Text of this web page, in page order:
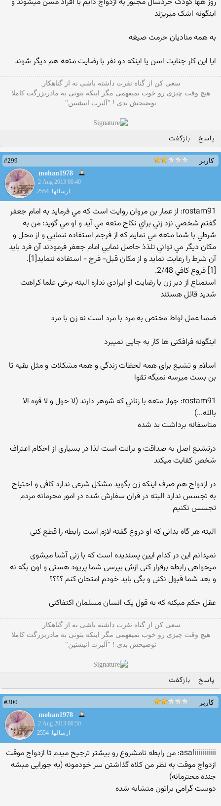
اینگونه اشک میریزند
به همه منادیان حرمت صیغه
ایا این کار جنایت اسن یا اینکه دو نفر با رضایت متعه هم دیگر شوند
سعی کن از گناه نفرت داشته باشی نه از گناهکار.
هیچ وقت چیزی رو خوب نمیفهمی مگر اینکه بتونی به مادربزرگت کاملا
توضیحش بدی ! "آلبرت انیشتین"
پاسخ بازگفت
کاربر
#299
mohan1978
2 Aug 2013 00:40
ارسالها: 2554
rostam91: از عمار بن مروان روايت است كه مي فرمايد به امام جعفر
گفتم شخصي نزد زني براي نكاح متعه مي آيد و او مي گويد: من به
شرطي با شما متعه مي نمايم كه از فرجم استفاده ننمايي و از محل و
مكان ديگر مي تواني تلذذ حاصل نمايي امام جعفر فرمودند آن فرد بايد
آن شرط را رعايت نمايد و از مكان قبل- فرج - استفاده ننمايد[1].
[1] فروع كافي 2/48.
استمتاع از دبر زن با رضایت او ایرادی نداره البته برخی علما کراهت
شدید قائل هستند
ضمنا عمل لواط مختص به مرد با مرد است نه زن با مرد
اینگونه فرافکنی ها کار به جایی نمیبرد
اسلام و تشیع برای همه لحظات زندگی و همه مشکلات و مثل بقیه تا
بن بست میرسه نمیگه تقوا
rostam91: جواز متعه با زناني كه شوهر دارند (لا حول و لا قوه الا
بالله...)
متاسفانه برداشت بد شده
درتشیع اصل به صداقت و برائت است لذا در بسیاری از احکام اعتراف
شخص کفایت میکند
در ازدواج هم صرف اینکه زن بگوید مشکل شرعی ندارد کافی و احتیاج
به تجسس ندارد البته در قران سفارش شده در امور محرمانه مردم
تجسس نکنیم
البته هر گاه بدانی که او دروغ گفته لازم است رابطه را قطع کنی
نمیدانم این در کدام ایین پسندیده است که با زنی آشنا میشوی
میخواهی رابطه برقرار کنی ازش بپرسی شما پریود هستی و اون بگه نه
و بعد شما قبول نکنی و بگی باید خودم امتحان کنم ؟؟؟؟
عقل حکم میکنه که به قول یک انسان مسلمان اکتفاکنی
سعی کن از گناه نفرت داشته باشی نه از گناهکار.
هیچ وقت چیزی رو خوب نمیفهمی مگر اینکه بتونی به مادربزرگت کاملا
توضیحش بدی ! "آلبرت انیشتین"
پاسخ بازگفت
کاربر
#300
mohan1978
2 Aug 2013 00:50
ارسالها: 2554
asaliiiiiiiiiii: من رابطه نامشروع رو بیشتر ترجیح میدم تا ازدواج موقت
ازدواج موقت به نظر من کلاه گذاشتن سر خودمونه (یه جورایی مبشه
جنده محترمانه)
دوست گرامی براتون متشابه شده